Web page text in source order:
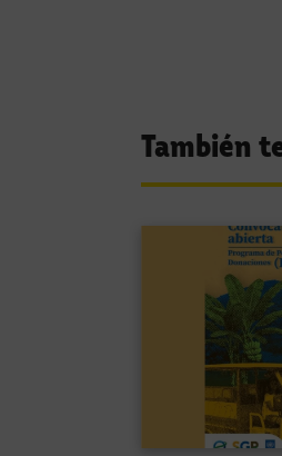
También